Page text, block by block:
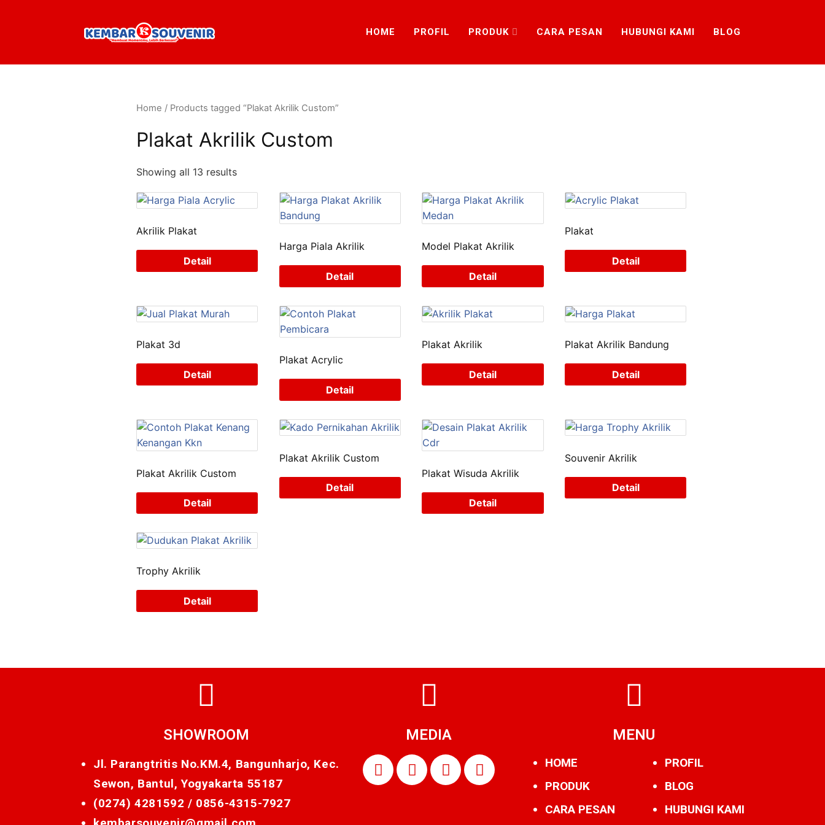
HOME PROFIL PRODUK CARA PESAN HUBUNGI KAMI BLOG
Home / Products tagged “Plakat Akrilik Custom”
Plakat Akrilik Custom
Showing all 13 results
Akrilik Plakat
Detail
Harga Piala Akrilik
Detail
Model Plakat Akrilik
Detail
Plakat
Detail
Plakat 3d
Detail
Plakat Acrylic
Detail
Plakat Akrilik
Detail
Plakat Akrilik Bandung
Detail
Plakat Akrilik Custom
Detail
Plakat Akrilik Custom
Detail
Plakat Wisuda Akrilik
Detail
Souvenir Akrilik
Detail
Trophy Akrilik
Detail
SHOWROOM
Jl. Parangtritis No.KM.4, Bangunharjo, Kec.
Sewon, Bantul, Yogyakarta 55187
(0274) 4281592 / 0856-4315-7927
MEDIA MENU
HOME
PRODUK
CARA PESAN
PROFIL
BLOG
HUBUNGI KAMI